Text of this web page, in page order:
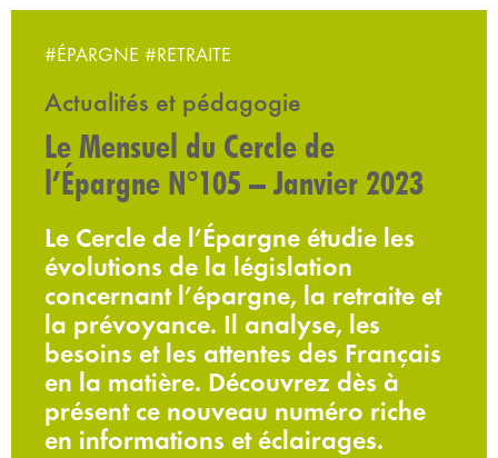
#ÉPARGNE #RETRAITE
Actualités et pédagogie
Le Mensuel du Cercle de
l’Épargne N°105 – Janvier 2023
Le Cercle de l’Épargne étudie les
évolutions de la législation
concernant l’épargne, la retraite et
la prévoyance. Il analyse, les
besoins et les attentes des Français
en la matière. Découvrez dès à
présent ce nouveau numéro riche
en informations et éclairages.